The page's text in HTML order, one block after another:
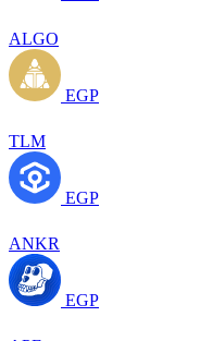
ALGO
EGP
TLM
EGP
ANKR
EGP